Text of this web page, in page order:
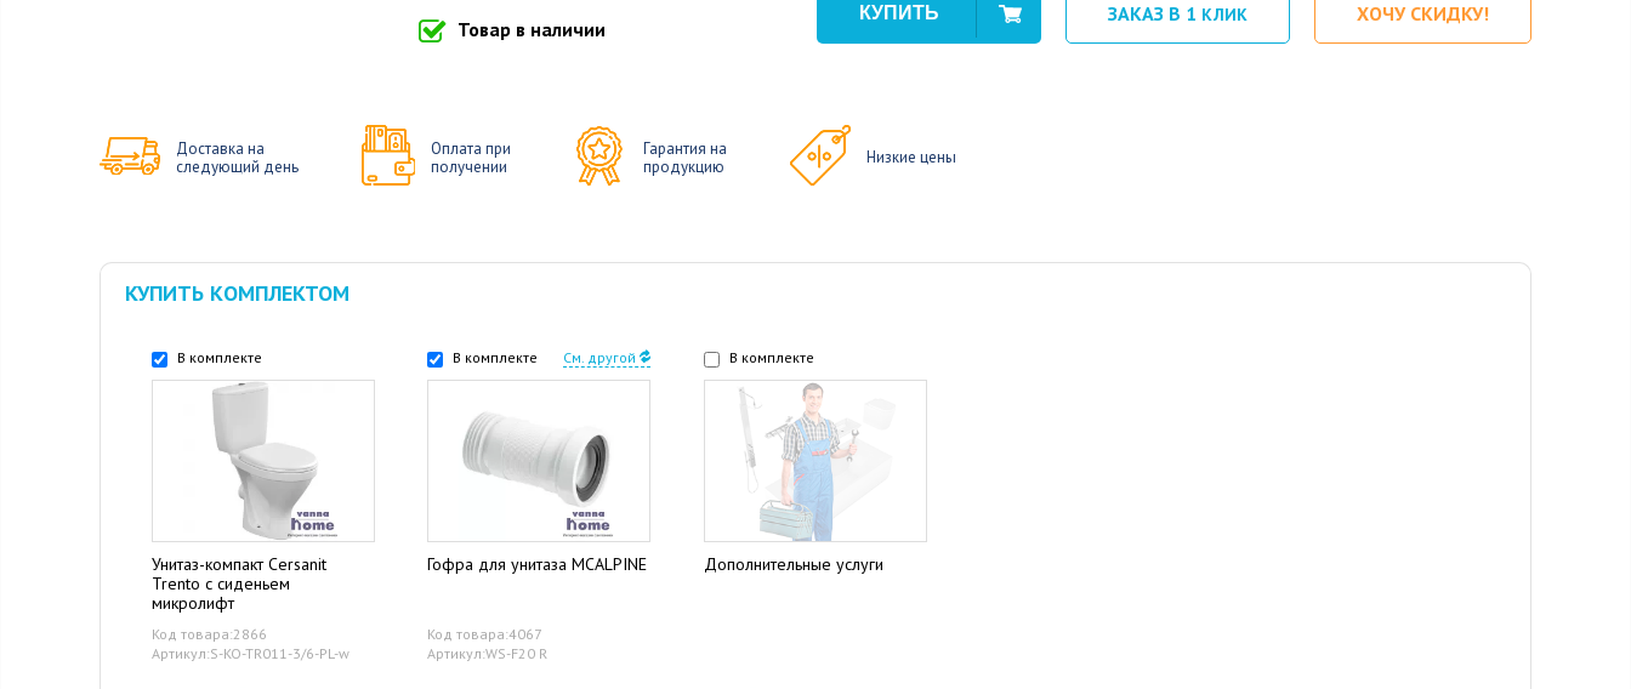
Товар в наличии
ЗАКАЗ В 1 КЛИК ХОЧУ СКИДКУ!
Доставка на
следующий день
Оплата при
получении
Гарантия на
продукцию
Низкие цены
КУПИТЬ КОМПЛЕКТОМ
В комплекте
Унитаз-компакт Cersanit
Trento с сиденьем
микролифт
Код товара:2866
Артикул:S-KO-TR011-3/6-PL-w
В комплекте См. другой
Гофра для унитаза MCALPINE
Код товара:4067
Артикул:WS-F20 R
В комплекте
Дополнительные услуги